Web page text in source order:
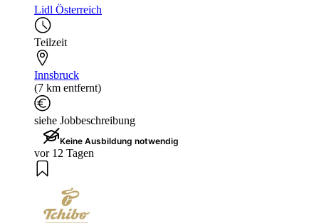
Lidl Österreich
Teilzeit
Innsbruck
(7 km entfernt)
siehe Jobbeschreibung
Keine Ausbildung notwendig
vor 12 Tagen